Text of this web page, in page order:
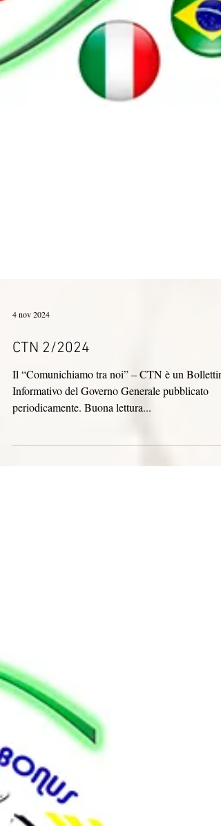
CTN 2/2024
Il “Comunichiamo tra noi” – CTN è un Bollettino
Informativo del Governo Generale pubblicato